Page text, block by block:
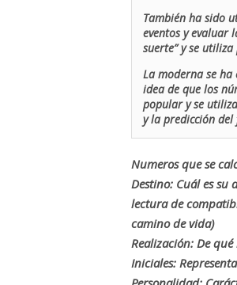
También ha sido
eventos y evaluar
suerte” y se
La moderna se
idea de que los
popular y se
y la predicción
Numeros que se
Destino: Cuál es su
lectura de
camino de vida)
Realización: De
Iniciales: